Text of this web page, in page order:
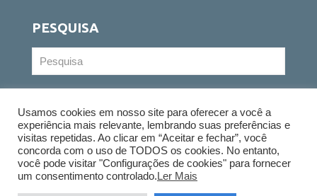
PESQUISA
© 2022 Copyright - AFABAN - Todos os direitos
Política de Privacidade
Usamos cookies em nosso site para oferecer a você a
experiência mais relevante, lembrando suas preferências e
visitas repetidas. Ao clicar em “Aceitar e fechar”, você
concorda com o uso de TODOS os cookies. No entanto,
você pode visitar "Configurações de cookies" para fornecer
um consentimento controlado. Ler Mais